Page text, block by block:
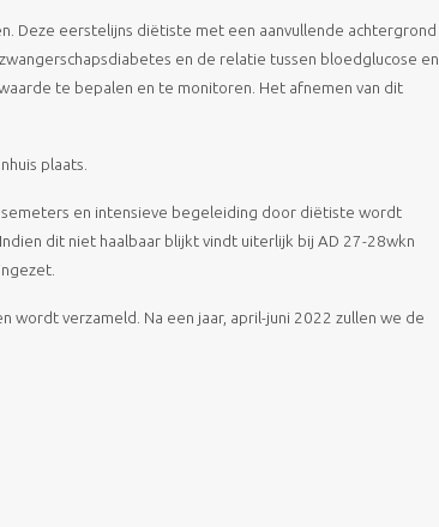
Deze eerstelijns diëtiste met een aanvullende achtergrond
en de relatie tussen bloedglucose en
te bepalen en te monitoren. Het afnemen van dit
plaats.
en intensieve begeleiding door diëtiste wordt
dit niet haalbaar blijkt vindt uiterlijk bij AD 27-28wkn
verzameld. Na een jaar, april-juni 2022 zullen we de